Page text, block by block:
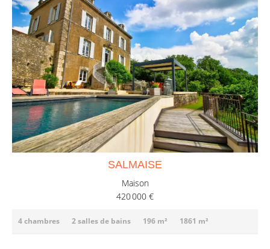
SALMAISE
Maison
420 000 €
4 chambres 2 salles de bains 196 m² 1861 m²